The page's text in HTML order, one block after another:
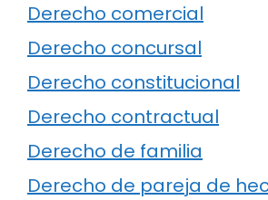
Derecho comercial
Derecho concursal
Derecho constitucional
Derecho contractual
Derecho de familia
Derecho de pareja de